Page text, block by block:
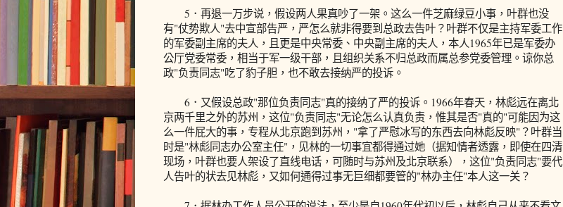
5．再退一万步说，假设两人果真吵了一架。这么一件芝麻绿豆小事，叶群也没
有"仗势欺人"去中宣部告严，严怎么就非得要到总政去告叶？叶群不仅是主持军委工作
的军委副主席的夫人，且更是中央常委、中央副主席的夫人，本人1965年已是军委办
公厅党委常委，相当于军一级干部，且组织关系不归总政而属总参党委管理。谅你总
政"负责同志"吃了豹子胆，也不敢去接纳严的投诉。
6．又假设总政"那位负责同志"真的接纳了严的投诉。1966年春天，林彪远在离北
京两千里之外的苏州，这位"负责同志"无论怎么认真负责，惟其是否"真的"可能因为这
么一件屁大的事，专程从北京跑到苏州，"拿了严慰冰写的东西去向林彪反映"？叶群当
时是"林彪同志办公室主任"，见林的一切事宜都得通过她（据知情者透露，即使在四清
现场，叶群也要人架设了直线电话，可随时与苏州及北京联系），这位"负责同志"要代
人告叶的状去见林彪，又如何通得过事无巨细都要管的"林办主任"本人这一关？